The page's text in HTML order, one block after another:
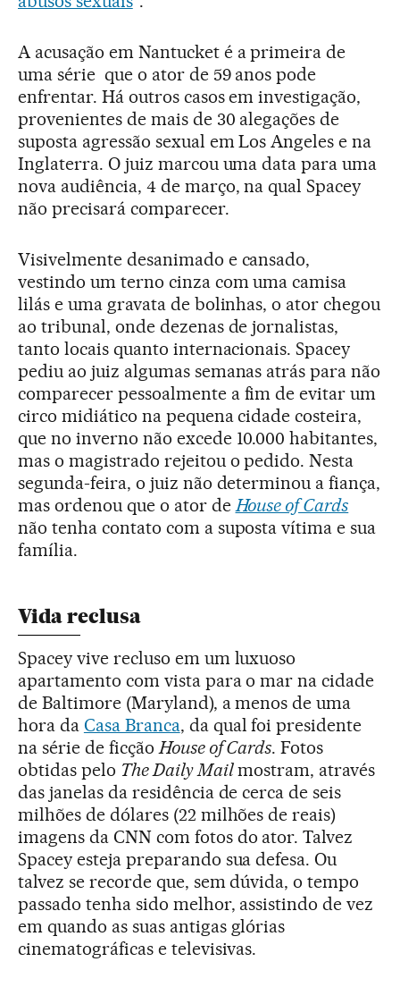
A acusação em Nantucket é a primeira de
uma série que o ator de 59 anos pode
enfrentar. Há outros casos em investigação,
provenientes de mais de 30 alegações de
suposta agressão sexual em Los Angeles e na
Inglaterra. O juiz marcou uma data para uma
nova audiência, 4 de março, na qual Spacey
não precisará comparecer.
Visivelmente desanimado e cansado,
vestindo um terno cinza com uma camisa
lilás e uma gravata de bolinhas, o ator chegou
ao tribunal, onde dezenas de jornalistas,
tanto locais quanto internacionais. Spacey
pediu ao juiz algumas semanas atrás para não
comparecer pessoalmente a fim de evitar um
circo midiático na pequena cidade costeira,
que no inverno não excede 10.000 habitantes,
mas o magistrado rejeitou o pedido. Nesta
segunda-feira, o juiz não determinou a fiança,
mas ordenou que o ator de House of Cards
não tenha contato com a suposta vítima e sua
família.
Vida reclusa
Spacey vive recluso em um luxuoso
apartamento com vista para o mar na cidade
de Baltimore (Maryland), a menos de uma
hora da Casa Branca, da qual foi presidente
na série de ficção House of Cards. Fotos
obtidas pelo The Daily Mailmostram, através
das janelas da residência de cerca de seis
milhões de dólares (22 milhões de reais)
imagens da CNN com fotos do ator. Talvez
Spacey esteja preparando sua defesa. Ou
talvez se recorde que, sem dúvida, o tempo
passado tenha sido melhor, assistindo de vez
em quando as suas antigas glórias
cinematográficas e televisivas.